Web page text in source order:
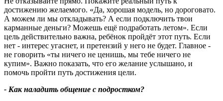
достижению желаемого. «Да, хорошая модель, но дороговато.
А можем ли мы откладывать? А если подключить твои
карманные деньги? Можешь ещё подработать летом». Если
цель действительно важна, ребёнок пройдёт этот путь. Если
нет - интерес угаснет, и претензий у него не будет. Главное -
не говорить «ты ничего не ценишь, мы тебе ничего не
купим». Важно показать, что его желание услышано, и
помочь пройти путь достижения цели.
- Как наладить общение с подростком?